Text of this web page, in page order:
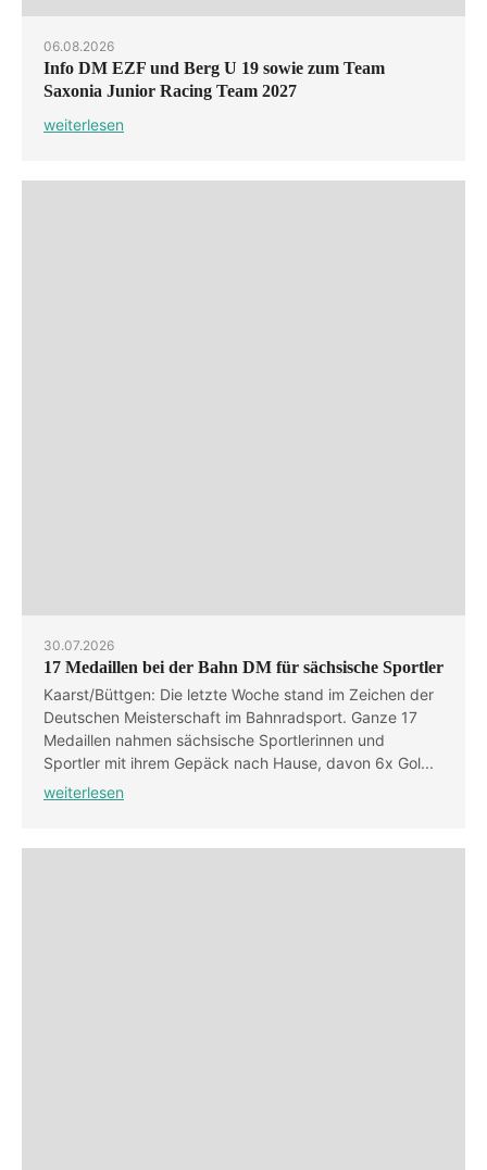
06.08.2026
Info DM EZF und Berg U 19 sowie zum Team
Saxonia Junior Racing Team 2027
weiterlesen
30.07.2026
17 Medaillen bei der Bahn DM für sächsische Sportler
Kaarst/Büttgen: Die letzte Woche stand im Zeichen der
Deutschen Meisterschaft im Bahnradsport. Ganze 17
Medaillen nahmen sächsische Sportlerinnen und
Sportler mit ihrem Gepäck nach Hause, davon 6x Gol...
weiterlesen